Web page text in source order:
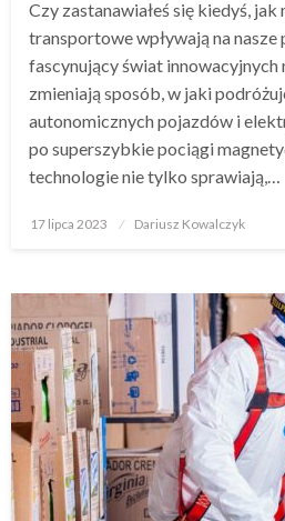
Czy zastanawiałeś się kiedyś,
transportowe wpływają na
fascynujący świat
zmieniają sposób, w jaki
autonomicznych pojazdów i
po superszybkie pociągi
technologie nie tylko sprawiają,…
Opublikowane
17 lipca 2023 Dariusz Kowalczyk